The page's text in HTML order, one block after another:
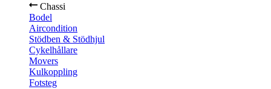
Chassi
Bodel
Aircondition
Stödben & Stödhjul
Cykelhållare
Movers
Kulkoppling
Fotsteg